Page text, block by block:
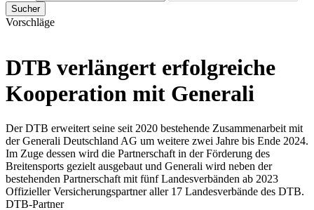
Sucher
Vorschläge
DTB verlängert erfolgreiche
Kooperation mit Generali
Der DTB erweitert seine seit 2020 bestehende Zusammenarbeit mit
der Generali Deutschland AG um weitere zwei Jahre bis Ende 2024.
Im Zuge dessen wird die Partnerschaft in der Förderung des
Breitensports gezielt ausgebaut und Generali wird neben der
bestehenden Partnerschaft mit fünf Landesverbänden ab 2023
Offizieller Versicherungspartner aller 17 Landesverbände des DTB.
DTB-Partner